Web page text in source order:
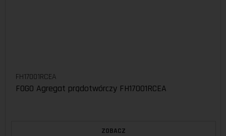
FH17001RCEA
FOGO Agregat prądotwórczy FH17001RCEA
ZOBACZ